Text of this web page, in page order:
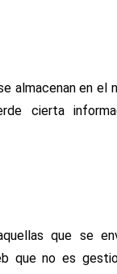
almacenan en el
cierta
que se
que no es